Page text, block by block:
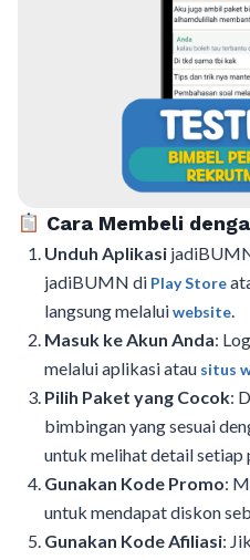
Cara Membeli
Unduh Aplikasi
jadiBUMN di Play Store
langsung melaluiwebsite.
Masuk ke Akun Anda:
melalui aplikasi atau situs
Pilih Paket yang Cocok:
bimbingan yang sesuai
untuk melihat detail setiap
Gunakan Kode Promo:
untuk mendapat diskon
Gunakan Kode Afiliasi: